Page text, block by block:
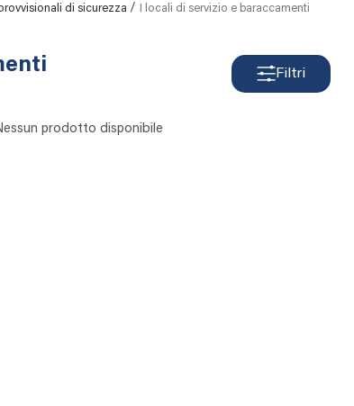
di sicurezza / I locali di servizio e baraccamenti
Filtri
prodotto disponibile